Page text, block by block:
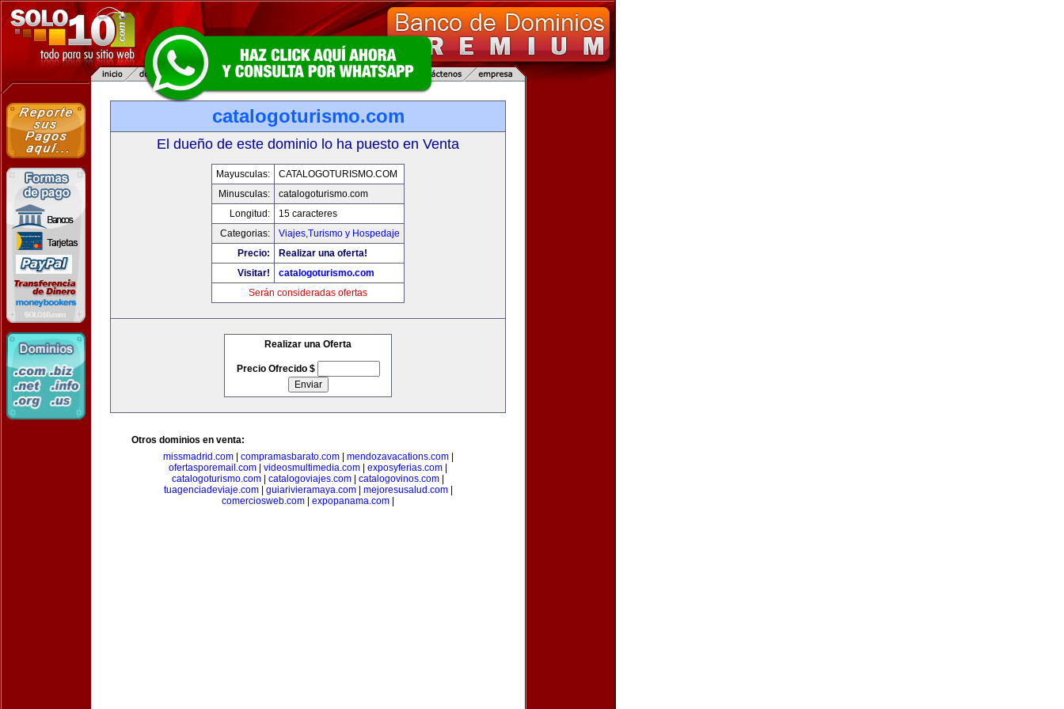
catalogoturismo.com
El dueño de este dominio lo ha puesto en Venta
Mayusculas:
CATALOGOTURISMO.COM
Minusculas:
catalogoturismo.com
Longitud:
15 caracteres
Categorias:
Viajes,Turismo y Hospedaje
Precio:
Realizar una oferta!
Visitar!
catalogoturismo.com
Serán consideradas ofertas
Realizar una Oferta
Precio Ofrecido $
Otros dominios en venta:
missmadrid.com| compramasbarato.com| mendozavacations.com|
ofertasporemail.com
videosmultimedia.com exposyferias.com
catalogoturismo.com
catalogoviajes.com catalogovinos.com
tuagenciadeviaje.com| guiarivieramaya.com| mejoresusalud.com|
comerciosweb.com
expopanama.com